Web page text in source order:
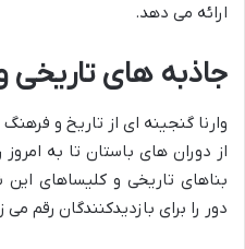
ارائه می دهد.
جاذبه های تاریخی
وارنا گنجینه ای از تاریخ و
از دوران های باستان تا به
بناهای تاریخی و کلیساهای
دور را برای بازدیدکنندگان رقم می